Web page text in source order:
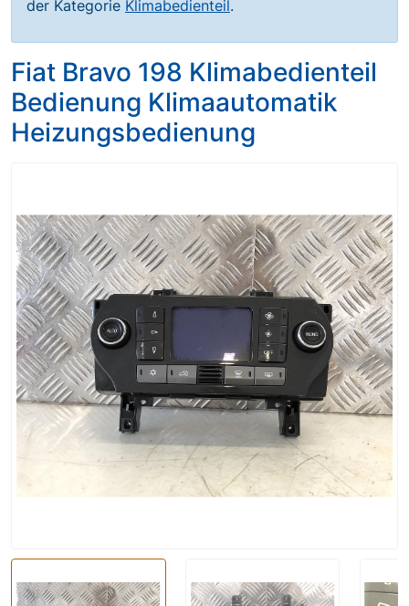
der Kategorie Klimabedienteil.
Fiat Bravo 198 Klimabedienteil
Bedienung Klimaautomatik
Heizungsbedienung